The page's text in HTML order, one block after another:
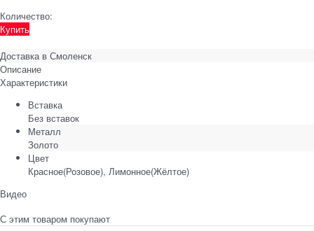
Количество:
Купить
Доставка в Смоленск
Описание
Характеристики
Вставка
Без вставок
Металл
Золото
Цвет
Красное(Розовое), Лимонное(Жёлтое)
Видео
С этим товаром покупают